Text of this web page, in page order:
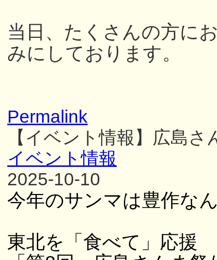
当日、たくさんの方に
みにしております。
Permalink
【イベント情報】広島さ
イベント情報
2025-10-10
今年のサンマは豊作な
東北を「食べて」応援